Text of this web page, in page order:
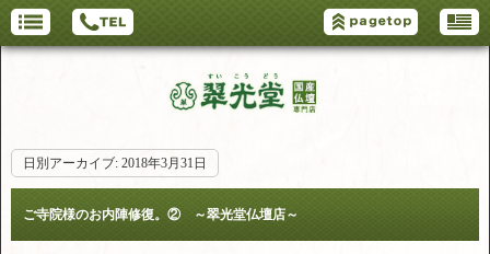
日別アーカイブ: 2018年3月31日
ご寺院様のお内陣修復。② ～翠光堂仏壇店～